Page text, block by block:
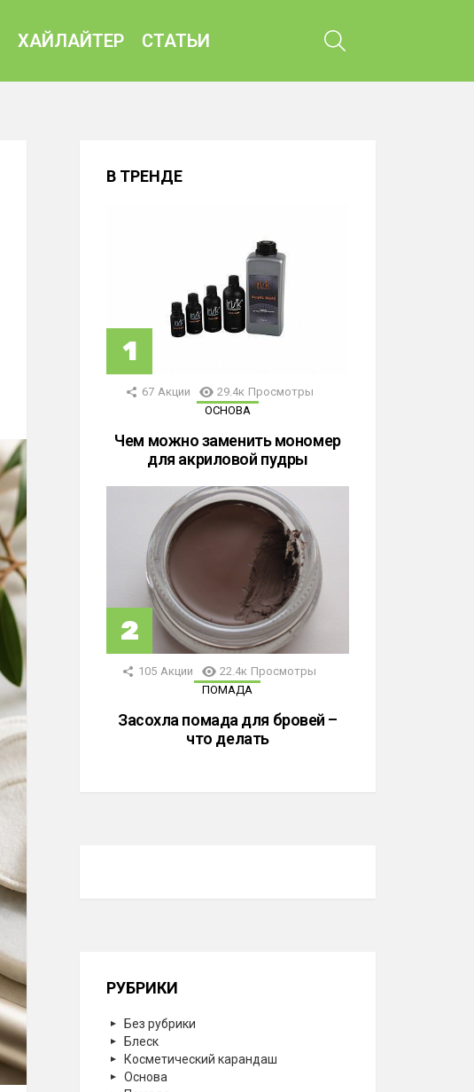
ХАЙЛАЙТЕР СТАТЬИ
В ТРЕНДЕ
67 Акции 29.4к Просмотры
ОСНОВА
Чем можно заменить мономер
для акриловой пудры
105 Акции 22.4к Просмотры
ПОМАДА
Засохла помада для бровей –
что делать
РУБРИКИ
Без рубрики
Блеск
Косметический карандаш
Основа